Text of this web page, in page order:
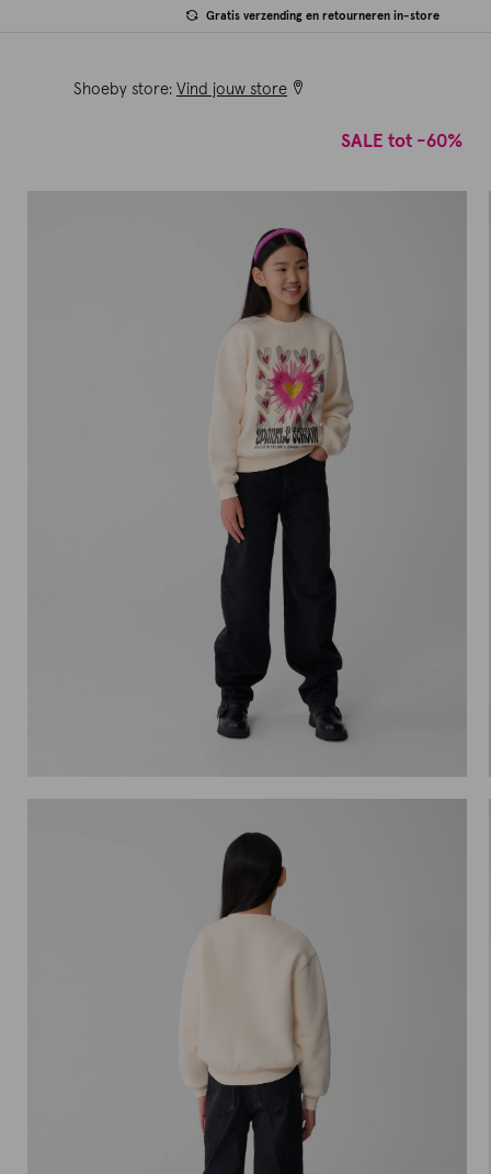
Gratis verzending en retourneren in-store
Shoeby store: Vind jouw store
SALE tot -60%